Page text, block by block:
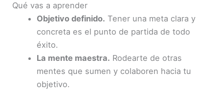
Qué vas a aprender
Objetivo definido. Tener una meta clara y
concreta es el punto de partida de todo
éxito.
La mente maestra. Rodearte de otras
mentes que sumen y colaboren hacia tu
objetivo.